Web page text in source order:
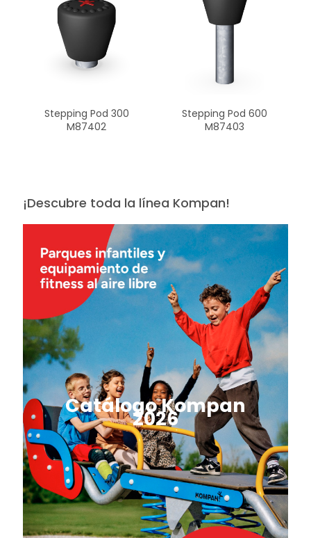
Stepping Pod 300
M87402
Stepping Pod 600
M87403
¡Descubre toda la línea Kompan!
Catálogo Kompan
2026